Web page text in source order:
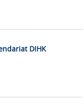
DIHK